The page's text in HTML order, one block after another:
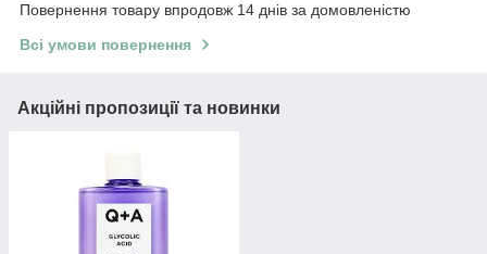
Повернення товару впродовж 14 днів за домовленістю
Всі умови повернення
Акційні пропозиції та новинки